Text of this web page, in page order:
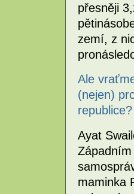
přesněji
zemí, z
Ale
(nejen)
Ayat
maminka